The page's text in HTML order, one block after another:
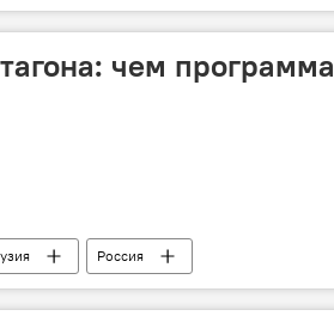
чем программа
Россия